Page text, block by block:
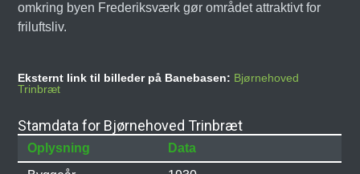
omkring byen Frederiksværk gør området attraktivt for
friluftsliv.
Eksternt link til billeder på Banebasen: Bjørnehoved
Trinbræt
Stamdata for Bjørnehoved Trinbræt
Oplysning
Data